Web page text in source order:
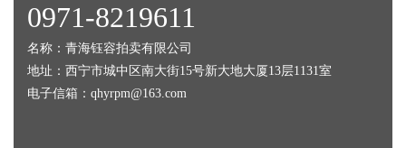
0971-8219611
名称：青海钰容拍卖有限公司
地址：西宁市城中区南大街15号新大地大厦13层1131室
电子信箱：qhyrpm@163.com